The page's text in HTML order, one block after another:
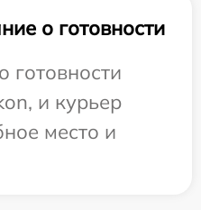
о готовности
и курьер
место и